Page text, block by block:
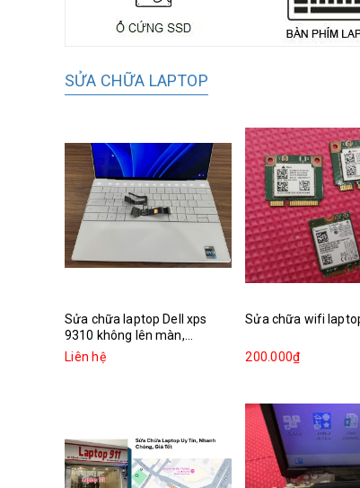
SỬA CHỮA LAPTOP
Sửa chữa laptop Dell xps
9310 không lên màn,...
Liên hệ
Sửa chữa wifi
200.000₫